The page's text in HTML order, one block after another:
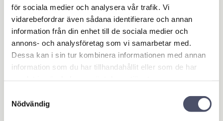
för sociala medier och analysera vår trafik. Vi
vidarebefordrar även sådana identifierare och annan
information från din enhet till de sociala medier och
annons- och analysföretag som vi samarbetar med.
Dessa kan i sin tur kombinera informationen med annan
information som du har tillhandahållit eller som de har
Nödvändig
Funktioner:
-Bakbelysning
-Blinkers
-Bromsljus
-Nummerskyltljus